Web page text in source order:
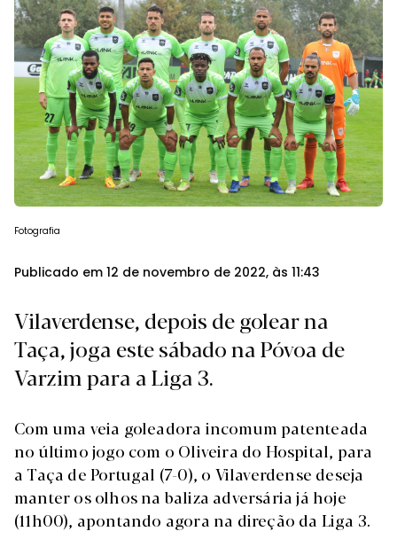
Fotografia
Publicado em 12 de novembro de 2022, às 11:43
Vilaverdense, depois de golear na
Taça, joga este sábado na Póvoa de
Varzim para a Liga 3.
Com uma veia goleadora incomum patenteada
no último jogo com o Oliveira do Hospital, para
a Taça de Portugal (7-0), o Vilaverdense deseja
manter os olhos na baliza adversária já hoje
(11h00), apontando agora na direção da Liga 3.